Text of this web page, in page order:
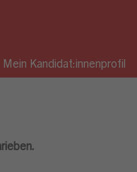
Mein Kandidat:innenprofil